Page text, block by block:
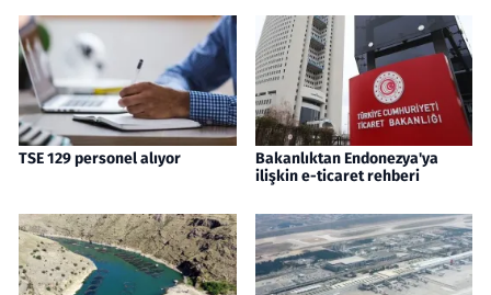
TSE 129 personel alıyor
Bakanlıktan Endonezya'ya
ilişkin e-ticaret rehberi